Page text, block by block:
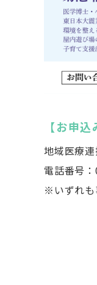
【お申
地域医療
電話番号
※いずれも